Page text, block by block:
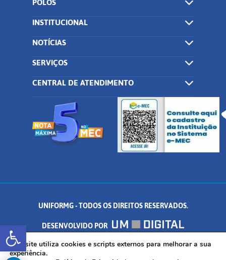
Abrir a barra de ferramentas
INSTITUCIONAL
NOTÍCIAS
SERVIÇOS
CENTRAL DE ATENDIMENTO
UNIFORMG - TODOS OS DIREITOS RESERVADOS.
DESENVOLVIDO POR
AV. DR. ARNALDO DE SENNA, 328 - PALMEIRAS, FORMIGA/MG - CEP:
Este site utiliza cookies e scripts externos para melhorar a sua
experiência.